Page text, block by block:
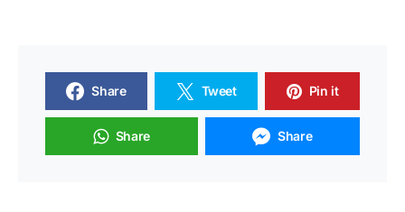
Share Tweet Pin it
Share Share